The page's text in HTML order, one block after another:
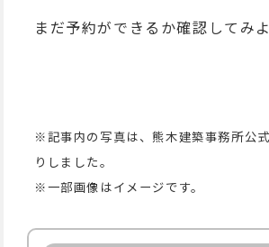
まだ予約ができるか確認してみ
※記事内の写真は、熊木建築事務所公
りしました。
※一部画像はイメージです。